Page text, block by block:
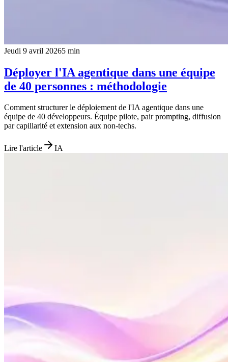
Jeudi 9 avril 20265 min
Déployer l'IA agentique dans une équipe
de 40 personnes : méthodologie
Comment structurer le déploiement de l'IA agentique dans une
équipe de 40 développeurs. Équipe pilote, pair prompting, diffusion
par capillarité et extension aux non-techs.
Lire l'article IA